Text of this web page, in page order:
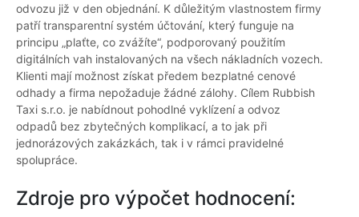
odvozu již v den objednání. K důležitým vlastnostem firmy
patří transparentní systém účtování, který funguje na
principu „plaťte, co zvážíte“, podporovaný použitím
digitálních vah instalovaných na všech nákladních vozech.
Klienti mají možnost získat předem bezplatné cenové
odhady a firma nepožaduje žádné zálohy. Cílem Rubbish
Taxi s.r.o. je nabídnout pohodlné vyklízení a odvoz
odpadů bez zbytečných komplikací, a to jak při
jednorázových zakázkách, tak i v rámci pravidelné
spolupráce.
Zdroje pro výpočet hodnocení: